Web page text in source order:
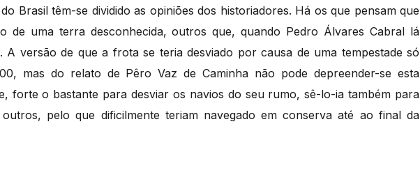
Brasil têm-se dividido as opiniões dos historiadores. Há os que pensam que
de uma terra desconhecida, outros que, quando Pedro Álvares Cabral lá
A versão de que a frota se teria desviado por causa de uma tempestade só
mas do relato de Pêro Vaz de Caminha não pode depreender-se esta
forte o bastante para desviar os navios do seu rumo, sê-lo-ia também para
pelo que dificilmente teriam navegado em conserva até ao final da